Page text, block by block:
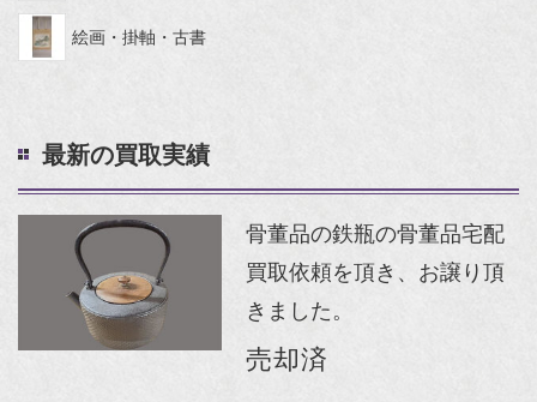
絵画・掛軸・古書
最新の買取実績
骨董品の鉄瓶の骨董品宅配
買取依頼を頂き、お譲り頂
きました。
売却済